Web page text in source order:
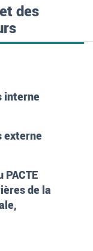
des
interne
externe
de la